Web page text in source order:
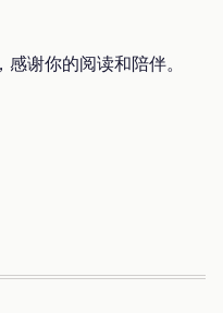
谢你的阅读和陪伴。